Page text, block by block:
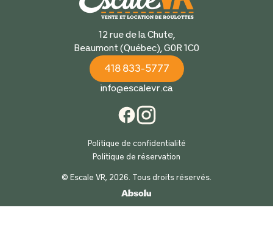
12 rue de la Chute,
Beaumont (Québec), G0R 1C0
418 833-5777
info@escalevr.ca
© Escale VR, 2026. Tous droits réservés.
Politique de confidentialité
Politique de réservation